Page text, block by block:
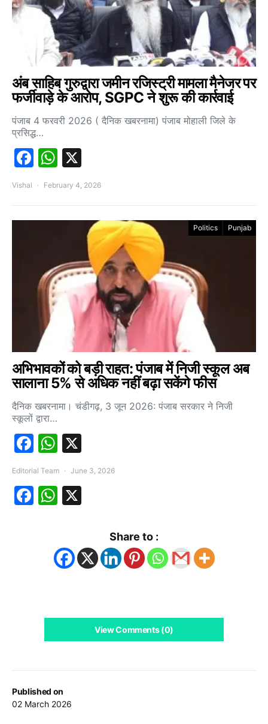
अंब साहिब गुरुद्वारा जमीन रजिस्ट्री मामला मैनेजर पर
फर्जीवाड़े के आरोप, SGPC ने शुरू की कार्रवाई
पंजाब 4 फरवरी 2026 ( दैनिक खबरनामा) पंजाब मोहाली जिले के
प्रसिद्ध…
Facebook
WhatsApp
Vishal February 4, 2026
Politics Punjab
अभिभावकों को बड़ी राहत: पंजाब में निजी स्कूल अब
सालाना 5% से अधिक नहीं बढ़ा सकेंगे फीस
दैनिक खबरनामा। चंडीगढ़, 3 जून 2026: पंजाब सरकार ने निजी
स्कूलों द्वारा…
Facebook
WhatsApp
Editorial Team June 3, 2026
Published on
02 March 2026
Facebook
WhatsApp
Share to :
View Comments (0)